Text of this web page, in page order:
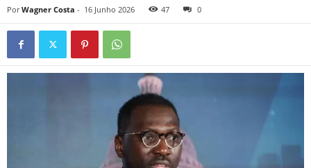
Por Wagner Costa - 16 Junho 2026 47 0